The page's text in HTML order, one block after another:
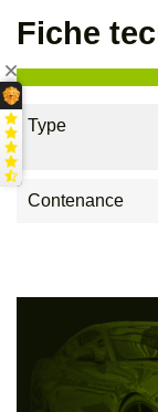
Fiche
Type
Contenance